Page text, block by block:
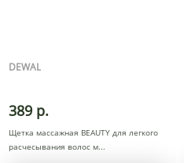
DEWAL
389 р.
Щетка массажная BEAUTY для легкого
расчесывания волос м